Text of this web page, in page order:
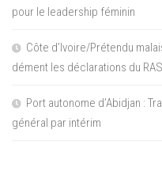
pour le leadership féminin
Côte d’Ivoire/Prétendu
dément les déclarations du
Port autonome d’Abidjan :
général par intérim